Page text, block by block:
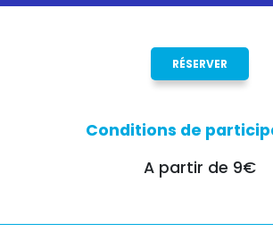
RÉSERVER
Conditions de
A partir de 9€